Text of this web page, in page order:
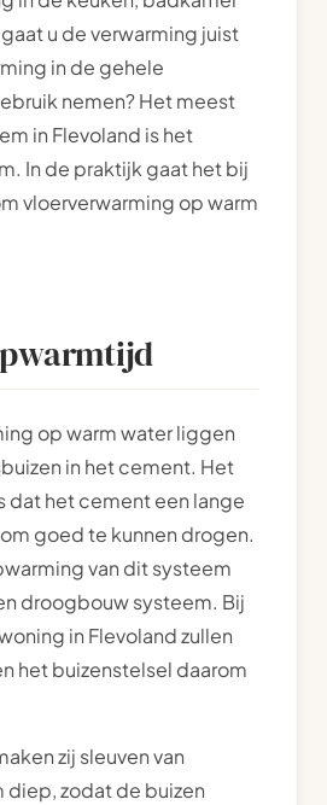
u de verwarming juist
in de gehele
nemen? Het meest
in Flevoland is het
In de praktijk gaat het bij
vloerverwarming op warm
op warm water liggen
in het cement. Het
dat het cement een lange
goed te kunnen drogen.
van dit systeem
droogbouw systeem. Bij
in Flevoland zullen
het buizenstelsel daarom
zij sleuven van
diep, zodat de buizen